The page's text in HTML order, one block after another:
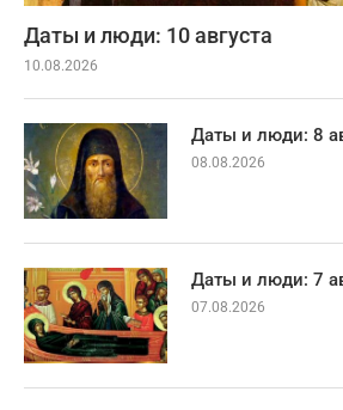
Даты и люди: 10 августа
10.08.2026
Даты и люди: 8
08.08.2026
Даты и люди: 7
07.08.2026